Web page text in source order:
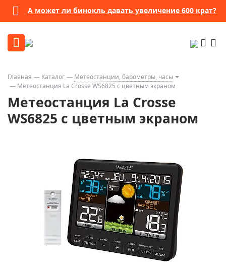
А может ли бинокль давать увеличение 600 крат?
Главная Каталог
Метеостанции, барометры, часы
Метеостанция La Crosse WS6825 с цветным экраном
Метеостанция La Crosse
WS6825 с цветным экраном